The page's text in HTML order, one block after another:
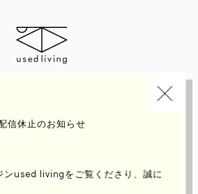
信休止のお知らせ
ンused livingをご覧くださり、誠に